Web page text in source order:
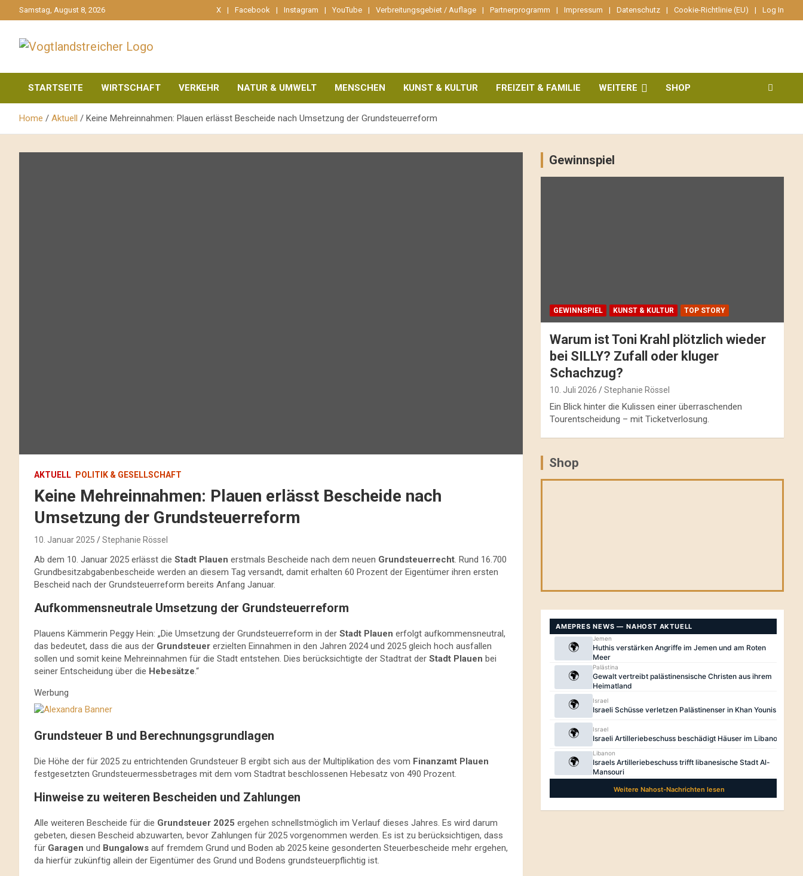
zum
Samstag, August 8, 2026 X Facebook Instagram YouTube Verbreitungsgebiet / Auflage Partnerprogramm Impressum Datenschutz Cookie-Richtlinie (EU) Log In
Vogtlandstreicher
STARTSEITE WIRTSCHAFT VERKEHR NATUR & UMWELT MENSCHEN KUNST & KULTUR FREIZEIT & FAMILIE WEITERE SHOP
Home Aktuell Keine Mehreinnahmen: Plauen erlässt Bescheide nach Umsetzung der Grundsteuerreform
AKTUELL POLITIK & GESELLSCHAFT
Keine Mehreinnahmen: Plauen erlässt Bescheide nach
Umsetzung der Grundsteuerreform
10. Januar 2025 Stephanie Rössel
Ab dem 10. Januar 2025 erlässt die Stadt Plauen erstmals Bescheide nach dem neuen Grundsteuerrecht. Rund 16.700
Grundbesitzabgabenbescheide werden an diesem Tag versandt, damit erhalten 60 Prozent der Eigentümer ihren ersten
Bescheid nach der Grundsteuerreform bereits Anfang Januar.
Aufkommensneutrale Umsetzung der Grundsteuerreform
Plauens Kämmerin Peggy Hein: „Die Umsetzung der Grundsteuerreform in der Stadt Plauen erfolgt aufkommensneutral,
das bedeutet, dass die aus der Grundsteuer erzielten Einnahmen in den Jahren 2024 und 2025 gleich hoch ausfallen
sollen und somit keine Mehreinnahmen für die Stadt entstehen. Dies berücksichtigte der Stadtrat der Stadt Plauen bei
seiner Entscheidung über die Hebesätze.“
Werbung
Grundsteuer B und Berechnungsgrundlagen
Die Höhe der für 2025 zu entrichtenden Grundsteuer B ergibt sich aus der Multiplikation des vom Finanzamt Plauen
festgesetzten Grundsteuermessbetrages mit dem vom Stadtrat beschlossenen Hebesatz von 490 Prozent.
Hinweise zu weiteren Bescheiden und Zahlungen
Alle weiteren Bescheide für die Grundsteuer 2025 ergehen schnellstmöglich im Verlauf dieses Jahres. Es wird darum
gebeten, diesen Bescheid abzuwarten, bevor Zahlungen für 2025 vorgenommen werden. Es ist zu berücksichtigen, dass
für Garagen und Bungalows auf fremdem Grund und Boden ab 2025 keine gesonderten Steuerbescheide mehr ergehen,
da hierfür zukünftig allein der Eigentümer des Grund und Bodens grundsteuerpflichtig ist.
Gewinnspiel
GEWINNSPIEL KUNST & KULTUR TOP STORY
Warum ist Toni Krahl plötzlich wieder
bei SILLY? Zufall oder kluger
Schachzug?
10. Juli 2026 Stephanie Rössel
Ein Blick hinter die Kulissen einer überraschenden
Tourentscheidung – mit Ticketverlosung.
Shop